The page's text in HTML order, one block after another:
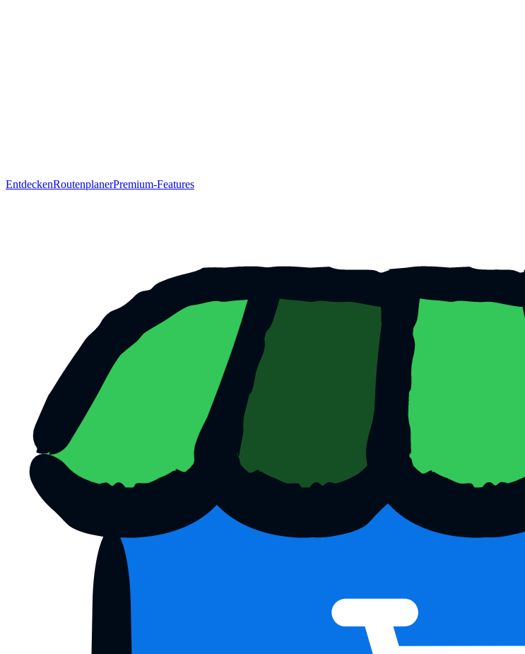
EntdeckenRoutenplanerPremium-Features